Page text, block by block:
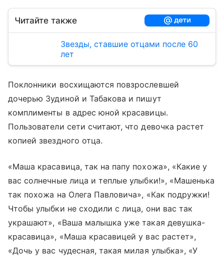
Читайте также
Звезды, ставшие отцами после 60
лет
Поклонники восхищаются повзрослевшей
дочерью Зудиной и Табакова и пишут
комплименты в адрес юной красавицы.
Пользователи сети считают, что девочка растет
копией звездного отца.
«Маша красавица, так на папу похожа», «Какие у
вас солнечные лица и теплые улыбки!», «Машенька
так похожа на Олега Павловича», «Как подружки!
Чтобы улыбки не сходили с лица, они вас так
украшают», «Ваша малышка уже такая девушка-
красавица», «Маша красавицей у вас растет»,
«Дочь у вас чудесная, такая милая улыбка», «У